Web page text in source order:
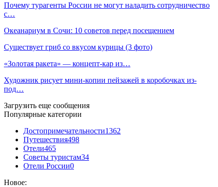
Почему турагенты России не могут наладить сотрудничество
с…
Океанариум в Сочи: 10 советов перед посещением
Существует гриб со вкусом курицы (3 фото)
«Золотая ракета» — концепт-кар из…
Художник рисует мини-копии пейзажей в коробочках из-
под…
Загрузить еще сообщения
Популярные категории
Достопримечательности1362
Путешествия498
Отели465
Советы туристам34
Отели России0
Новое: